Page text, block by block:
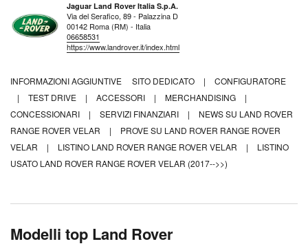
Jaguar Land Rover Italia S.p.A.
Via del Serafico, 89 - Palazzina D
00142 Roma (RM) - Italia
06658531
https://www.landrover.it/index.html
INFORMAZIONI AGGIUNTIVE SITO DEDICATO |
CONFIGURATORE
|
TEST DRIVE | ACCESSORI | MERCHANDISING
|
CONCESSIONARI
| SERVIZI FINANZIARI |
NEWS SU LAND ROVER
RANGE ROVER VELAR
|
PROVE SU LAND ROVER RANGE ROVER
VELAR
| LISTINO LAND ROVER RANGE ROVER VELAR |
LISTINO
USATO LAND ROVER RANGE ROVER VELAR (2017-->>)
Modelli top Land Rover